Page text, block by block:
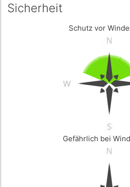
Sicherheit
Schutz vor
Gefährlich bei